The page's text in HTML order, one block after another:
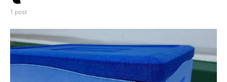
1 post